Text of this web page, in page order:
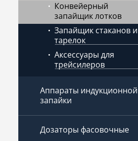
Конвейерный
запайщик лотков
Запайщик стаканов и
тарелок
Аксессуары для
трейсилеров
Аппараты индукционной
запайки
Дозаторы фасовочные